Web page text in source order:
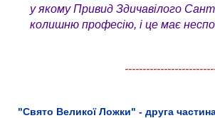
у якому Привид Здичавілого
колишню професію, і це має
"Свято Великої Ложки" - друга